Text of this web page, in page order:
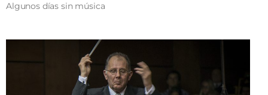
Algunos días sin música